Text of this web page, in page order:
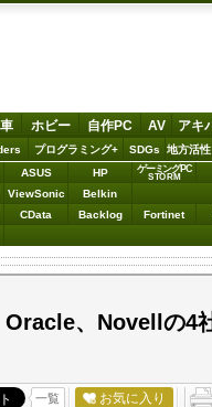
ホビー 自作PC AV アキ
プログラミング+ SDGs 地方活性
ASUS HP ゲーミングPC
STORM
ViewSonic Belkin
CData Backlog Fortinet
、Novellの4
一覧 お気に入り